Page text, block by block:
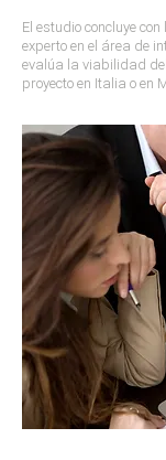
El estudio concluye
experto en el área de
evalúa la viabilidad del
proyecto en Italia o en